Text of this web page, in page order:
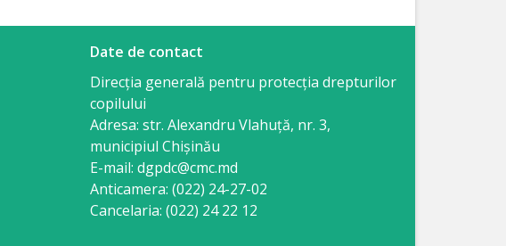
Date de contact
Direcția generală pentru protecția drepturilor
copilului
Adresa: str. Alexandru Vlahuţă, nr. 3,
municipiul Chişinău
E-mail: dgpdc@cmc.md
Anticamera: (022) 24-27-02
Cancelaria: (022) 24 22 12